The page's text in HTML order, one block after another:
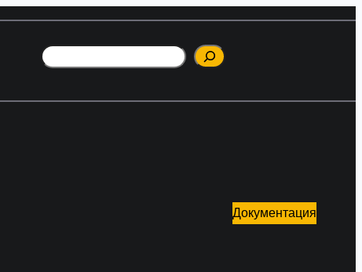
Поиск
Документация